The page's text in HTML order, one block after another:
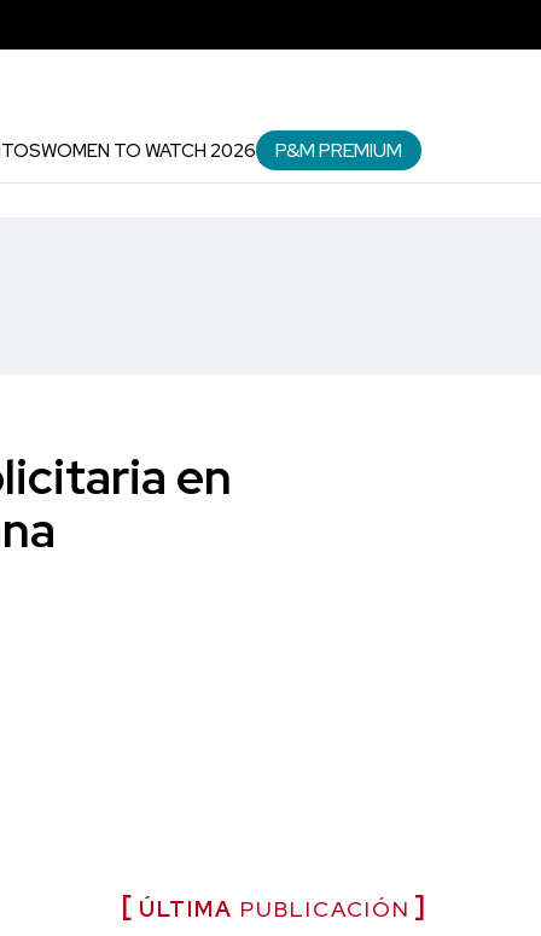
WOMEN TO WATCH 2026 P&M PREMIUM
en
ÚLTIMA PUBLICACIÓN